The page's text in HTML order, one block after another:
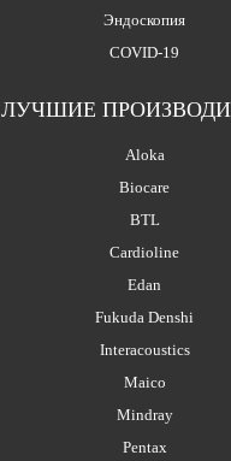
Эндоскопия
COVID-19
ЛУЧШИЕ
Aloka
Biocare
BTL
Cardioline
Edan
Fukuda Denshi
Interacoustics
Maico
Mindray
Pentax